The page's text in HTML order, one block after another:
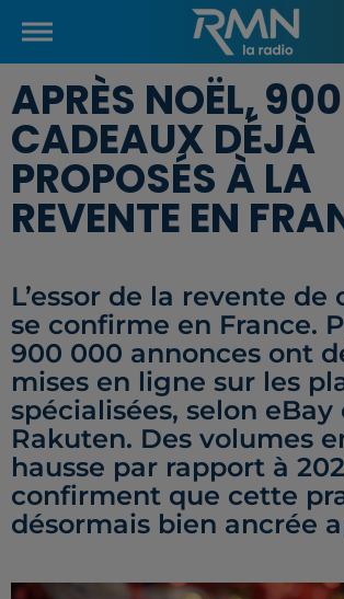
APRÈS NOËL,
CADEAUX DÉJÀ
PROPOSÉS À LA
REVENTE EN
L’essor de la revente de
se confirme en France.
900 000 annonces ont
mises en ligne sur les
spécialisées, selon eBay
Rakuten. Des volumes
hausse par rapport à
confirment que cette
désormais bien ancrée